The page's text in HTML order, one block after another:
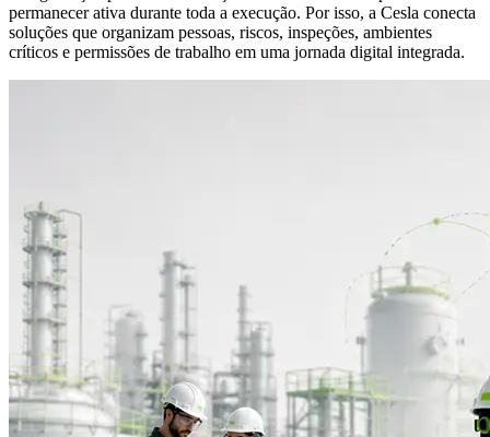
permanecer ativa durante toda a execução. Por isso, a Cesla conecta
soluções que organizam pessoas, riscos, inspeções, ambientes
críticos e permissões de trabalho em uma jornada digital integrada.